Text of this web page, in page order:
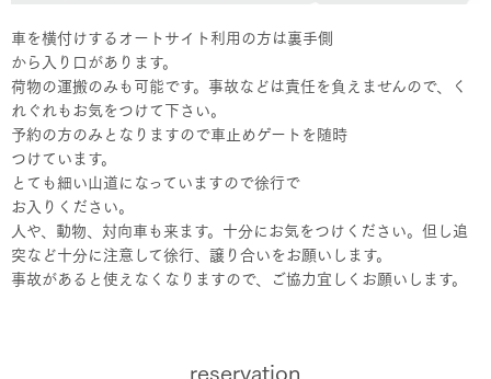
車を横付けするオートサイト利用の方は裏手側
から入り口があります。
荷物の運搬のみも可能です。事故などは責任を負えませんので、く
れぐれもお気をつけて下さい。
予約の方のみとなりますので車止めゲートを随時
つけています。
とても細い山道になっていますので徐行で
お入りください。
人や、動物、対向車も来ます。十分にお気をつけください。但し追
突など十分に注意して徐行、譲り合いをお願いします。
事故があると使えなくなりますので、ご協力宜しくお願いします。
reservation